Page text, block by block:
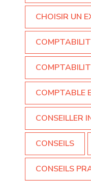
CHOISIR UN
COMPTABLE
CONSEILLER
CONSEILS
CONSEILS